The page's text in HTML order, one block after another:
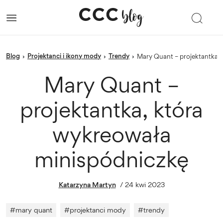
blog › Projektanci i ikony mody › trendy › Mary Quant –
Mary Quant –
projektantka, która
wykreowała
minispódniczkę
Katarzyna Martyn / 24 kwi 2023
#mary quant #projektanci mody #trendy